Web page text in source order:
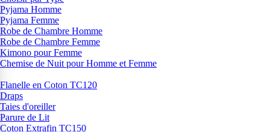
Pyjama Homme
Pyjama Femme
Robe de Chambre Homme
Robe de Chambre Femme
Kimono pour Femme
Chemise de Nuit pour Homme et Femme
Flanelle en Coton TC120
Draps
Taies d'oreiller
Parure de Lit
Coton Extrafin TC150